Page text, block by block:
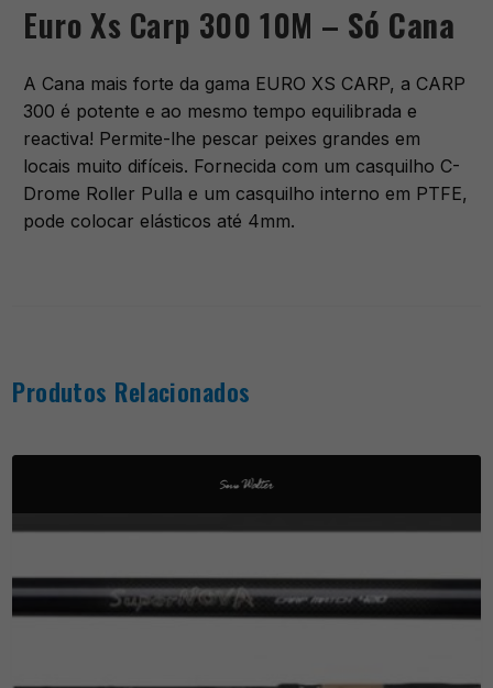
Euro Xs Carp 300 10M – Só Cana
A Cana mais forte da gama EURO XS CARP, a CARP
300 é potente e ao mesmo tempo equilibrada e
reactiva! Permite-lhe pescar peixes grandes em
locais muito difíceis. Fornecida com um casquilho C-
Drome Roller Pulla e um casquilho interno em PTFE,
pode colocar elásticos até 4mm.
Produtos Relacionados